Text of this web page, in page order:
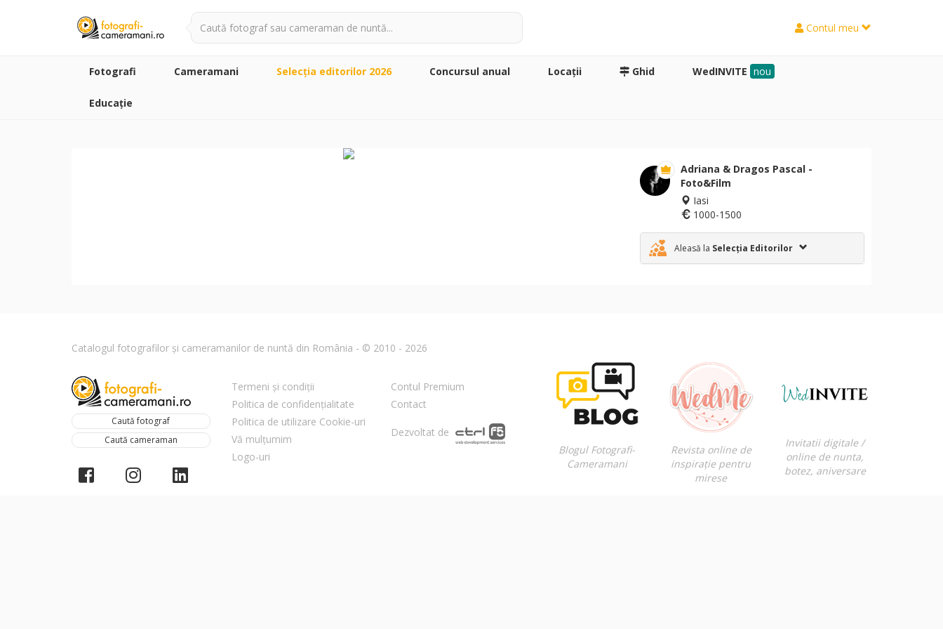
Contul meu
Fotografi Cameramani Selecţia editorilor 2026 Concursul anual Locaţii Ghid WedINVITE nou
Educație
Adriana & Dragos Pascal -
Foto&Film
Iasi
1000-1500
Aleasă la Selecția Editorilor
Catalogul fotografilor și cameramanilor de nuntă din România - © 2010 - 2026
Caută fotograf
Caută cameraman
Termeni și condiții
Politica de confidențialitate
Politica de utilizare Cookie-uri
Vă mulțumim
Logo-uri
Contul Premium
Contact
Dezvoltat de
Blogul Fotografi-
Cameramani
Revista online de
inspirație pentru
mirese
Invitatii digitale /
online de nunta,
botez, aniversare